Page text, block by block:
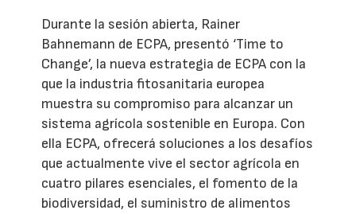
Durante la sesión abierta, Rainer
Bahnemann de ECPA, presentó ‘Time to
Change’, la nueva estrategia de ECPA con la
que la industria fitosanitaria europea
muestra su compromiso para alcanzar un
sistema agrícola sostenible en Europa. Con
ella ECPA, ofrecerá soluciones a los desafíos
que actualmente vive el sector agrícola en
cuatro pilares esenciales, el fomento de la
biodiversidad, el suministro de alimentos